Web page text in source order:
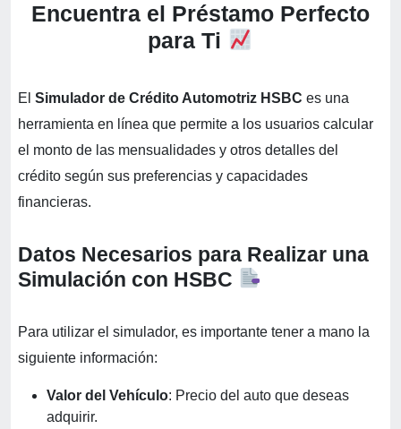
Encuentra el Préstamo Perfecto
para Ti
El Simulador de Crédito Automotriz HSBC es una
herramienta en línea que permite a los usuarios calcular
el monto de las mensualidades y otros detalles del
crédito según sus preferencias y capacidades
financieras.
Datos Necesarios para Realizar una
Simulación con HSBC
Para utilizar el simulador, es importante tener a mano la
siguiente información:
Valor del Vehículo: Precio del auto que deseas
adquirir.